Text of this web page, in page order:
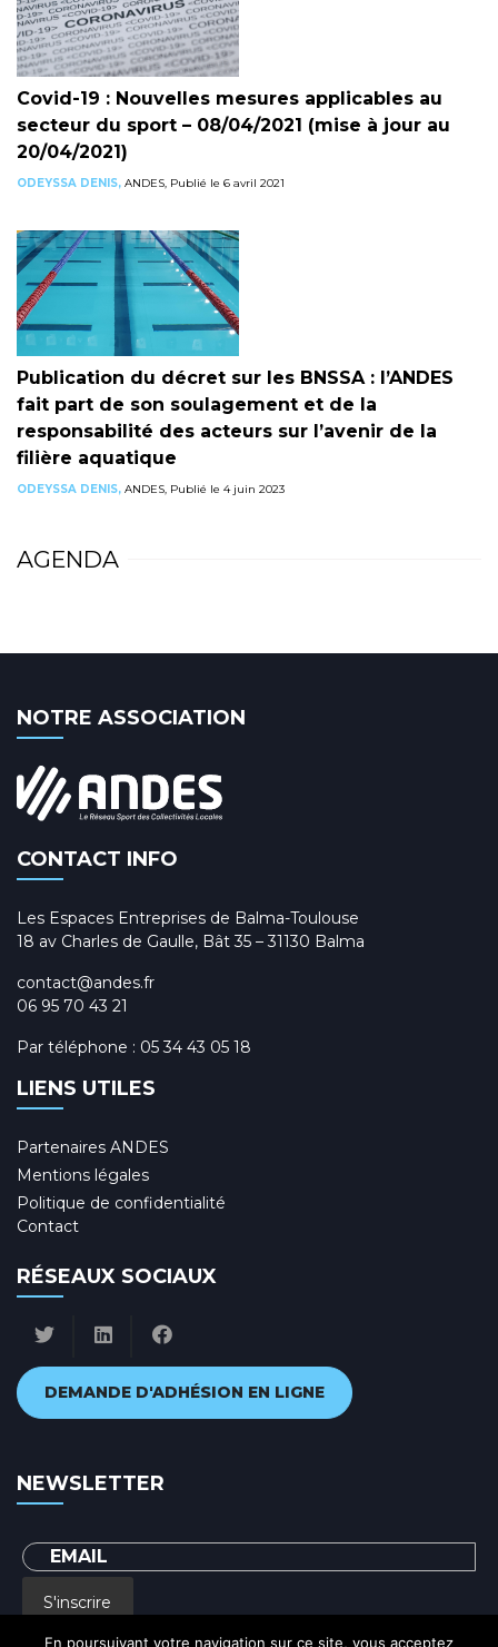
Covid-19 : Nouvelles mesures applicables au
secteur du sport – 08/04/2021 (mise à jour au
20/04/2021)
ODEYSSA DENIS, ANDES, Publié le 6 avril 2021
Publication du décret sur les BNSSA : l’ANDES
fait part de son soulagement et de la
responsabilité des acteurs sur l’avenir de la
filière aquatique
ODEYSSA DENIS, ANDES, Publié le 4 juin 2023
AGENDA
NOTRE ASSOCIATION
CONTACT INFO
Les Espaces Entreprises de Balma-Toulouse
18 av Charles de Gaulle, Bât 35 – 31130 Balma
contact@andes.fr
06 95 70 43 21
Par téléphone : 05 34 43 05 18
LIENS UTILES
Partenaires ANDES
Mentions légales
Politique de confidentialité
Contact
RÉSEAUX SOCIAUX
DEMANDE D'ADHÉSION EN LIGNE
NEWSLETTER
S'inscrire
En poursuivant votre navigation sur ce site, vous acceptez